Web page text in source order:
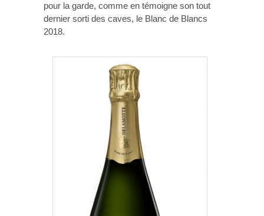
pour la garde, comme en témoigne son tout
dernier sorti des caves, le Blanc de Blancs
2018.